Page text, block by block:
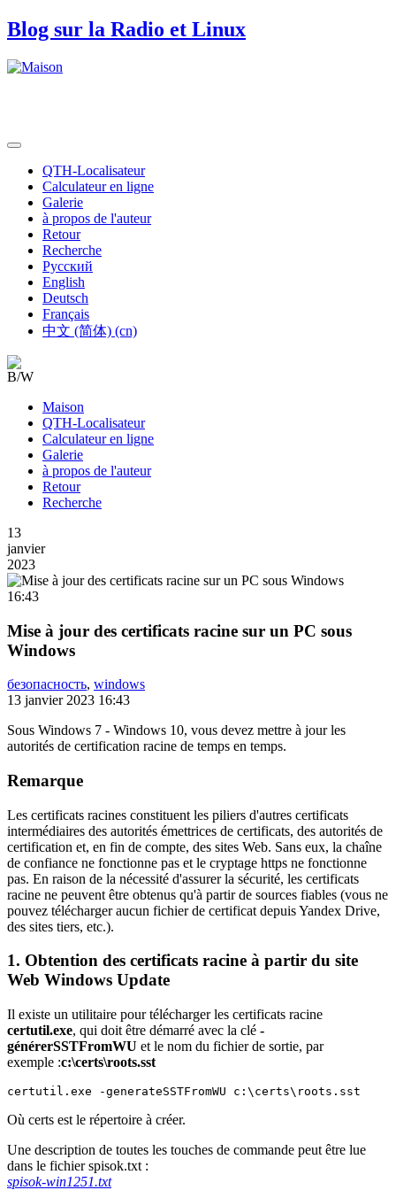
Blog sur la Radio et Linux
QTH-Localisateur
Calculateur en ligne
Galerie
à propos de l'auteur
Retour
Recherche
Русский
English
Deutsch
Français
中文 (简体) (cn)
Maison
QTH-Localisateur
Calculateur en ligne
Galerie
à propos de l'auteur
Retour
Recherche
13
janvier
2023
16:43
Mise à jour des certificats racine sur un PC sous
Windows
безопасность, windows
13 janvier 2023 16:43
Sous Windows 7 - Windows 10, vous devez mettre à jour les
autorités de certification racine de temps en temps.
Remarque
Les certificats racines constituent les piliers d'autres certificats
intermédiaires des autorités émettrices de certificats, des autorités de
certification et, en fin de compte, des sites Web. Sans eux, la chaîne
de confiance ne fonctionne pas et le cryptage https ne fonctionne
pas. En raison de la nécessité d'assurer la sécurité, les certificats
racine ne peuvent être obtenus qu'à partir de sources fiables (vous ne
pouvez télécharger aucun fichier de certificat depuis Yandex Drive,
des sites tiers, etc.).
1. Obtention des certificats racine à partir du site
Web Windows Update
Il existe un utilitaire pour télécharger les certificats racine
certutil.exe, qui doit être démarré avec la clé -
générerSSTFromWU et le nom du fichier de sortie, par
exemple :c:\certs\roots.sst
certutil.exe -generateSSTFromWU c:\certs\roots.sst
Où certs est le répertoire à créer.
Une description de toutes les touches de commande peut être lue
dans le fichier spisok.txt :
spisok-win1251.txt